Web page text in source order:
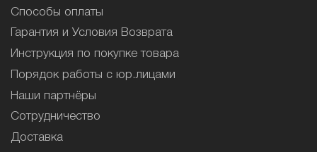
Способы оплаты
Гарантия и Условия Возврата
Инструкция по покупке товара
Порядок работы с юр.лицами
Наши партнёры
Сотрудничество
Доставка